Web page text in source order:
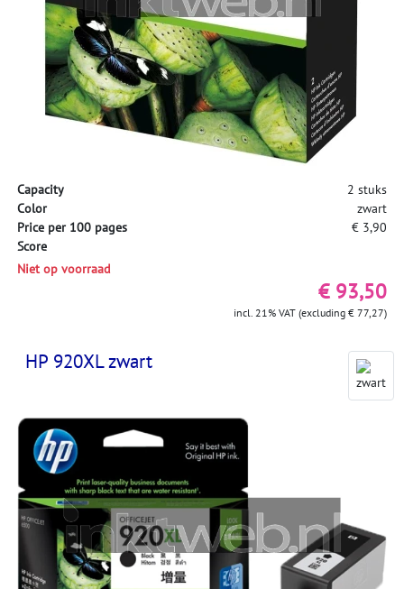
Capacity
2 stuks
Color
zwart
Price per 100 pages
€ 3,90
Score
Niet op voorraad
€ 93,50
incl. 21% VAT (excluding € 77,27)
HP 920XL zwart